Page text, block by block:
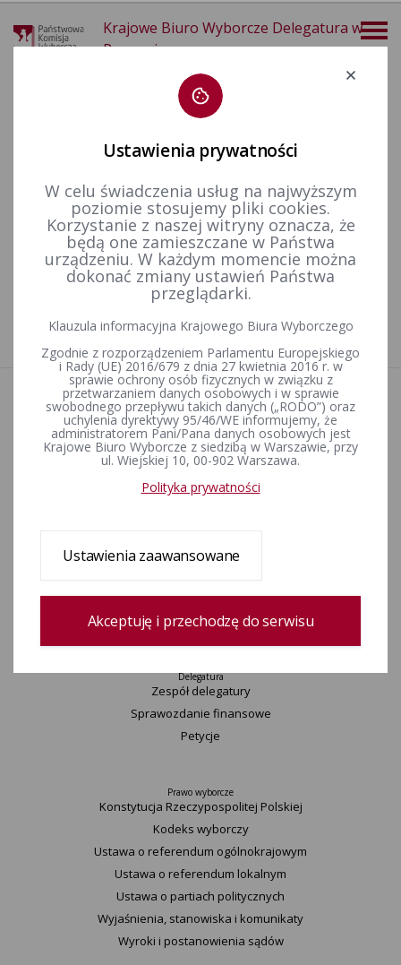
Krajowe Biuro Wyborcze Delegatura w
Poznaniu
Wybory samorządowe i referenda lokalne Wybory i referenda w toku kadencji Kadencja 2010-2014
Aktualności
Wydarzenia
Informacje
Wyjaśnienia, stanowiska, komunikaty
Uchwały
Konkurs „Wybieram Wybory”
Komisarz
Delegatura
Zespół delegatury
Sprawozdanie finansowe
Petycje
Prawo wyborcze
Konstytucja Rzeczypospolitej Polskiej​
Kodeks wyborczy
Ustawa o referendum ogólnokrajowym
Ustawa o referendum lokalnym
Ustawa o partiach politycznych
Wyjaśnienia, stanowiska i komunikaty
Wyroki i postanowienia sądów
Ustawienia prywatności
W celu świadczenia usług na najwyższym
poziomie stosujemy pliki cookies.
Korzystanie z naszej witryny oznacza, że
będą one zamieszczane w Państwa
urządzeniu. W każdym momencie można
dokonać zmiany ustawień Państwa
przeglądarki.
Klauzula informacyjna Krajowego Biura Wyborczego
Zgodnie z rozporządzeniem Parlamentu Europejskiego
i Rady (UE) 2016/679 z dnia 27 kwietnia 2016 r. w
sprawie ochrony osób fizycznych w związku z
przetwarzaniem danych osobowych i w sprawie
swobodnego przepływu takich danych („RODO”) oraz
uchylenia dyrektywy 95/46/WE informujemy, że
administratorem Pani/Pana danych osobowych jest
Krajowe Biuro Wyborcze z siedzibą w Warszawie, przy
ul. Wiejskiej 10, 00-902 Warszawa.
Polityka prywatności
Ustawienia zaawansowane
Akceptuję i przechodzę do serwisu